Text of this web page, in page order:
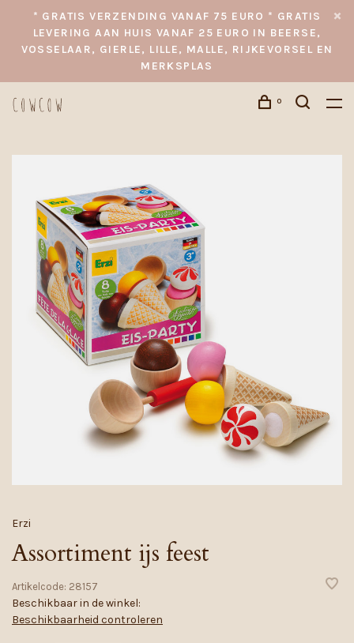
* GRATIS VERZENDING VANAF 75 EURO * GRATIS
LEVERING AAN HUIS VANAF 25 EURO IN BEERSE,
VOSSELAAR, GIERLE, LILLE, MALLE, RIJKEVORSEL EN
MERKSPLAS
0
Erzi
Assortiment ijs feest
Artikelcode: 28157
Beschikbaar in de winkel:
Beschikbaarheid controleren